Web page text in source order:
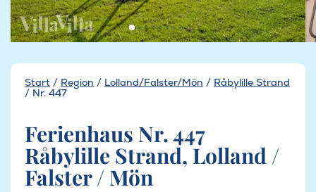
Start / Region / Lolland/Falster/Mön / Råbylille Strand
/ Nr. 447
Ferienhaus Nr. 447
Råbylille Strand, Lolland /
Falster / Mön